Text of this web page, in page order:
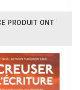
PRODUIT ONT